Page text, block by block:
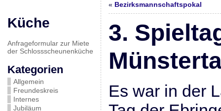
Küche
Anfrageformular zur Miete
der Schlossscheunenküche
Kategorien
Allgemein
Freundeskreis
Internes
Jubiläum
« Bezirksmannschaftspokal
3.
Es war in der